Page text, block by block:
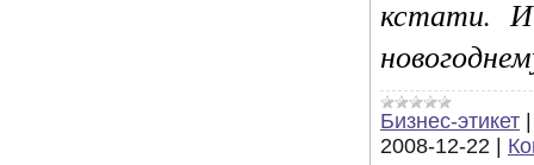
кстати.
Бизнес-этикет
2008-12-22